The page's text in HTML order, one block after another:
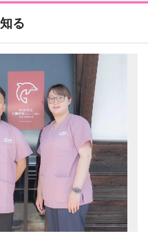
る